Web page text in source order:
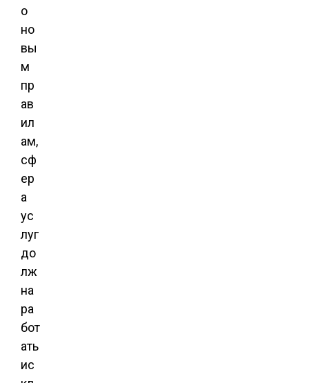
о
но
вы
м
пр
ав
ил
ам,
сф
ер
а
ус
луг
до
лж
на
ра
бот
ать
ис